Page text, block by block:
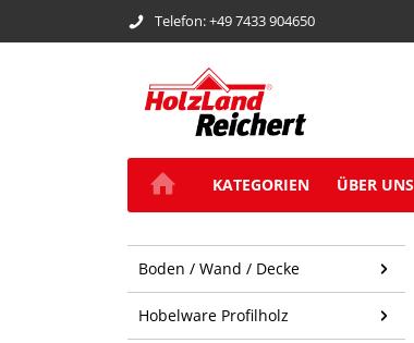
Telefon: +49 7433 904650
KATEGORIEN ÜBER UNS
Boden / Wand / Decke
Hobelware Profilholz